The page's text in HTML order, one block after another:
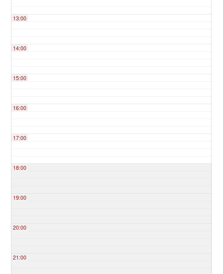
13:00
14:00
15:00
16:00
17:00
18:00
19:00
20:00
21:00